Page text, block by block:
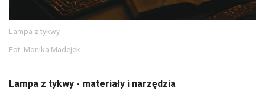
Lampa z tykwy
Fot. Monika Madejek
Lampa z tykwy - materiały i narzędzia